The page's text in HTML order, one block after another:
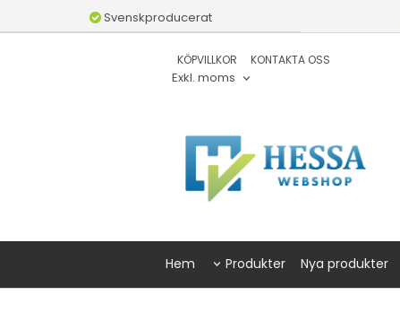
Svenskproducerat
KÖPVILLKOR KONTAKTA OSS
Exkl. moms
Hem Produkter Nya produkter